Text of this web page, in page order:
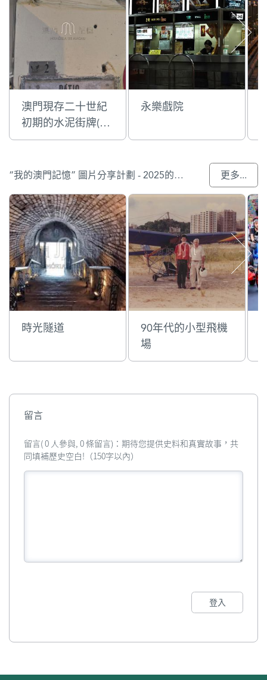
澳門現存二十世紀
初期的水泥街牌(新
橋區)
永樂戲院
“我的澳門記憶” 圖片分享計劃 - 2025的參與作品 更多...
時光隧道
90年代的小型飛機
場
留言
留言( 0 人參與, 0 條留言)：期待您提供史料和真實故事，共
同填補歷史空白!（150字以內）
登入